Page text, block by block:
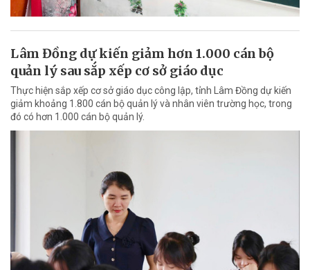
Lâm Đồng dự kiến giảm hơn 1.000 cán bộ
quản lý sau sắp xếp cơ sở giáo dục
Thực hiện sắp xếp cơ sở giáo dục công lập, tỉnh Lâm Đồng dự kiến
giảm khoảng 1.800 cán bộ quản lý và nhân viên trường học, trong
đó có hơn 1.000 cán bộ quản lý.